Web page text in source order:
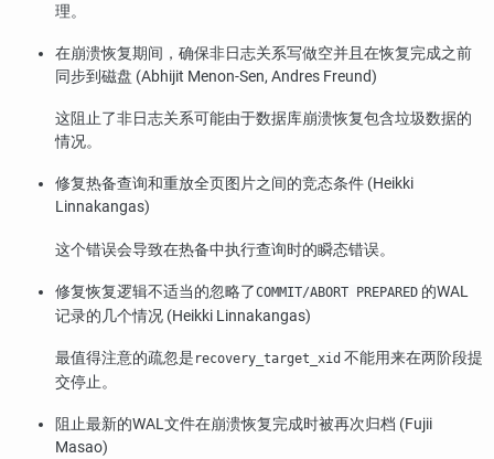
理。
在崩溃恢复期间，确保非日志关系写做空并且在恢复完成之前
同步到磁盘 (Abhijit Menon-Sen, Andres Freund)
这阻止了非日志关系可能由于数据库崩溃恢复包含垃圾数据的
情况。
修复热备查询和重放全页图片之间的竞态条件 (Heikki
Linnakangas)
这个错误会导致在热备中执行查询时的瞬态错误。
修复恢复逻辑不适当的忽略了COMMIT/ABORT PREPARED 的WAL
记录的几个情况 (Heikki Linnakangas)
最值得注意的疏忽是 recovery_target_xid 不能用来在两阶段提
交停止。
阻止最新的WAL文件在崩溃恢复完成时被再次归档 (Fujii
Masao)